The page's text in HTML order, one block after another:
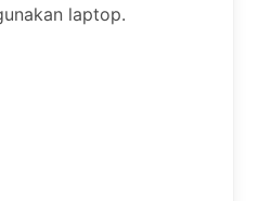
laptop.